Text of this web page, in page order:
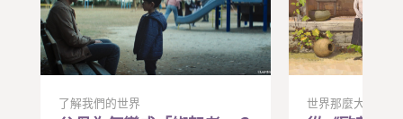
了解我們的世界 世界那麼大